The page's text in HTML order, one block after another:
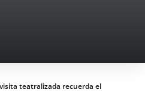
teatralizada recuerda el